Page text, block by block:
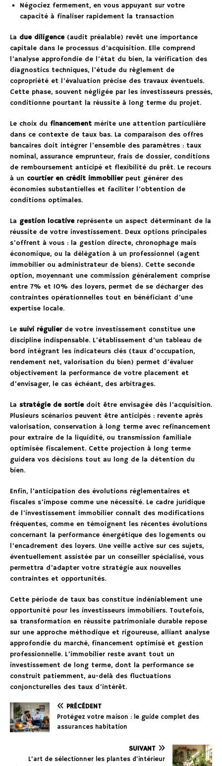
Négociez fermement, en vous appuyant sur votre
capacité à finaliser rapidement la transaction
La due diligence(audit préalable) revêt une importance
capitale dans le processus d’acquisition. Elle comprend
l’analyse approfondie de l’état du bien, la vérification des
diagnostics techniques, l’étude du règlement de
copropriété et l’évaluation précise des travaux éventuels.
Cette phase, souvent négligée par les investisseurs pressés,
conditionne pourtant la réussite à long terme du projet.
Le choix du financement mérite une attention particulière
dans ce contexte de taux bas. La comparaison des offres
bancaires doit intégrer l’ensemble des paramètres : taux
nominal, assurance emprunteur, frais de dossier, conditions
de remboursement anticipé et flexibilité du prêt. Le recours
à un courtier en crédit immobilierpeut générer des
économies substantielles et faciliter l’obtention de
conditions optimales.
La gestion locativereprésente un aspect déterminant de la
réussite de votre investissement. Deux options principales
s’offrent à vous : la gestion directe, chronophage mais
économique, ou la délégation à un professionnel (agent
immobilier ou administrateur de biens). Cette seconde
option, moyennant une commission généralement comprise
entre 7% et 10% des loyers, permet de se décharger des
contraintes opérationnelles tout en bénéficiant d’une
expertise locale.
Le suivi régulierde votre investissement constitue une
discipline indispensable. L’établissement d’un tableau de
bord intégrant les indicateurs clés (taux d’occupation,
rendement net, valorisation du bien) permet d’évaluer
objectivement la performance de votre placement et
d’envisager, le cas échéant, des arbitrages.
La stratégie de sortiedoit être envisagée dès l’acquisition.
Plusieurs scénarios peuvent être anticipés : revente après
valorisation, conservation à long terme avec refinancement
pour extraire de la liquidité, ou transmission familiale
optimisée fiscalement. Cette projection à long terme
guidera vos décisions tout au long de la détention du
bien.
Enfin, l’anticipation des évolutions réglementaires et
fiscales s’impose comme une nécessité. Le cadre juridique
de l’investissement immobilier connaît des modifications
fréquentes, comme en témoignent les récentes évolutions
concernant la performance énergétique des logements ou
l’encadrement des loyers. Une veille active sur ces sujets,
éventuellement assistée par un conseiller spécialisé, vous
permettra d’adapter votre stratégie aux nouvelles
contraintes et opportunités.
Cette période de taux bas constitue indéniablement une
opportunité pour les investisseurs immobiliers. Toutefois,
sa transformation en réussite patrimoniale durable repose
sur une approche méthodique et rigoureuse, alliant analyse
approfondie du marché, financement optimisé et gestion
professionnelle. L’immobilier reste avant tout un
investissement de long terme, dont la performance se
construit patiemment, au-delà des fluctuations
conjoncturelles des taux d’intérêt.
PRÉCÉDENT
Protégez votre maison : le guide complet des
assurances habitation
SUIVANT
L’art de sélectionner les plantes d’intérieur